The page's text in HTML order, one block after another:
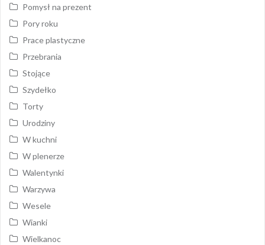
Pomysł na prezent
Pory roku
Prace plastyczne
Przebrania
Stojące
Szydełko
Torty
Urodziny
W kuchni
W plenerze
Walentynki
Warzywa
Wesele
Wianki
Wielkanoc